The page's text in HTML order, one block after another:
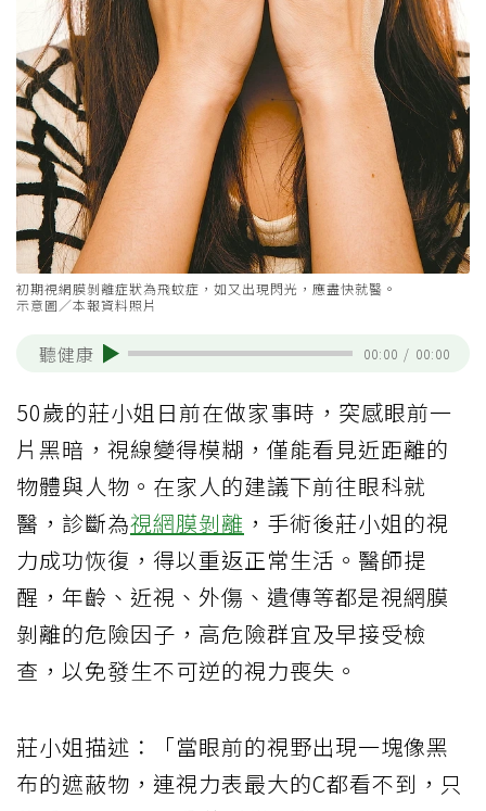
初期視網膜剝離症狀為飛蚊症，如又出現閃光，應盡快就醫。
示意圖／本報資料照片
聽健康 00:00 / 00:00
50歲的莊小姐日前在做家事時，突感眼前一
片黑暗，視線變得模糊，僅能看見近距離的
物體與人物。在家人的建議下前往眼科就
醫，診斷為視網膜剝離 ，手術後莊小姐的視
力成功恢復，得以重返正常生活。醫師提
醒，年齡、近視、外傷、遺傳等都是視網膜
剝離的危險因子，高危險群宜及早接受檢
查，以免發生不可逆的視力喪失。
莊小姐描述：「當眼前的視野出現一塊像黑
布的遮蔽物，連視力表最大的C都看不到，只